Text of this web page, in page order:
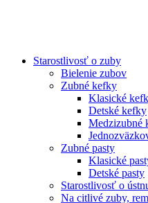
Starostlivosť o zuby
Bielenie zubov
Zubné kefky
Klasické
Detské kefky
Medzizubné
Zubné pasty
Klasické
Detské pasty
Starostlivosť o
Na citlivé zuby,